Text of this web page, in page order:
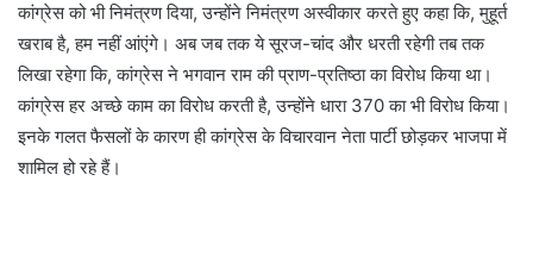
कांग्रेस को भी निमंत्रण दिया, उन्होंने निमंत्रण अस्वीकार करते हुए कहा कि, मुहूर्त
खराब है, हम नहीं आंएंगे। अब जब तक ये सूरज-चांद और धरती रहेगी तब तक
लिखा रहेगा कि, कांग्रेस ने भगवान राम की प्राण-प्रतिष्ठा का विरोध किया था।
कांग्रेस हर अच्छे काम का विरोध करती है, उन्होंने धारा 370 का भी विरोध किया।
इनके गलत फैसलों के कारण ही कांग्रेस के विचारवान नेता पार्टी छोड़कर भाजपा में
शामिल हो रहे हैं।